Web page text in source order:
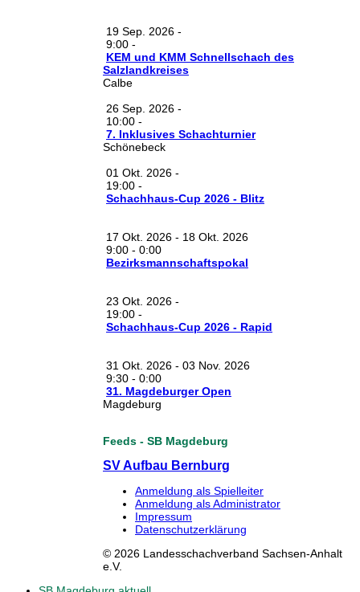
19 Sep. 2026 -
9:00 -
KEM und KMM Schnellschach des
Salzlandkreises
Calbe
26 Sep. 2026 -
10:00 -
7. Inklusives Schachturnier
Schönebeck
01 Okt. 2026 -
19:00 -
Schachhaus-Cup 2026 - Blitz
17 Okt. 2026 - 18 Okt. 2026
9:00 - 0:00
Bezirksmannschaftspokal
23 Okt. 2026 -
19:00 -
Schachhaus-Cup 2026 - Rapid
31 Okt. 2026 - 03 Nov. 2026
9:30 - 0:00
31. Magdeburger Open
Magdeburg
Feeds - SB Magdeburg
SV Aufbau Bernburg
Anmeldung als Spielleiter
Anmeldung als Administrator
Impressum
Datenschutzerklärung
© 2026 Landesschachverband Sachsen-Anhalt
e.V.